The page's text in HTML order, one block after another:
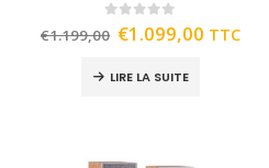
out of 5
€1.199,00 €1.099,00 TTC
LIRE LA SUITE